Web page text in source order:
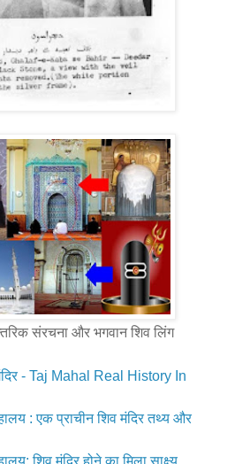
संरचना और भगवान शिव लिंग
- Taj Mahal Real History In
: एक प्राचीन शिव मंदिर तथ्य और
शिव मंदिर होने का मिला साक्ष्य